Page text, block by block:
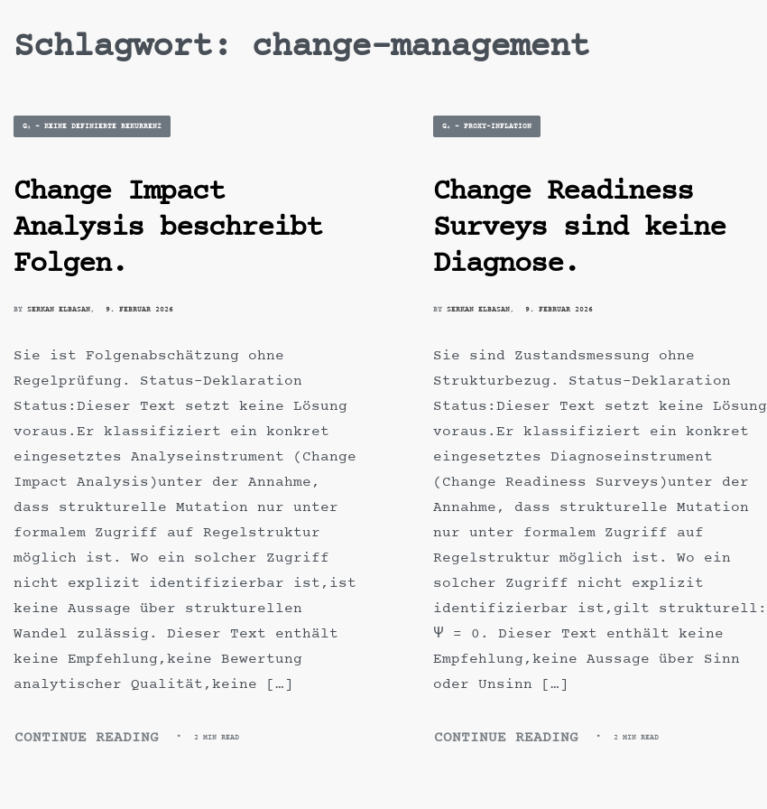
to
content
Schlagwort: change-management
Posted
G₃ – KEINE DEFINIERTE REKURRENZ
Change Impact
Analysis beschreibt
Folgen.
BY SERKAN ELBASAN 9. FEBRUAR 2026
Sie ist Folgenabschätzung ohne
Regelprüfung. Status-Deklaration
Status:Dieser Text setzt keine Lösung
voraus.Er klassifiziert ein konkret
eingesetztes Analyseinstrument (Change
Impact Analysis)unter der Annahme,
dass strukturelle Mutation nur unter
formalem Zugriff auf Regelstruktur
möglich ist. Wo ein solcher Zugriff
nicht explizit identifizierbar ist,ist
keine Aussage über strukturellen
Wandel zulässig. Dieser Text enthält
keine Empfehlung,keine Bewertung
analytischer Qualität,keine […]
CONTINUE READING 2 MIN READ
Posted
G₄ – PROXY-INFLATION
Change Readiness
Surveys sind keine
Diagnose.
BY SERKAN ELBASAN 9. FEBRUAR 2026
Sie sind Zustandsmessung ohne
Strukturbezug. Status-Deklaration
Status:Dieser Text setzt keine Lösung
voraus.Er klassifiziert ein konkret
eingesetztes Diagnoseinstrument
(Change Readiness Surveys)unter der
Annahme, dass strukturelle Mutation
nur unter formalem Zugriff auf
Regelstruktur möglich ist. Wo ein
solcher Zugriff nicht explizit
identifizierbar ist,gilt strukturell:
Ψ = 0. Dieser Text enthält keine
Empfehlung,keine Aussage über Sinn
oder Unsinn […]
CONTINUE READING 2 MIN READ